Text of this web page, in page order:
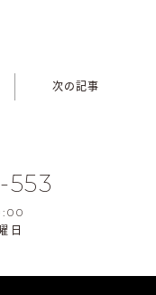
次の記事
553
日